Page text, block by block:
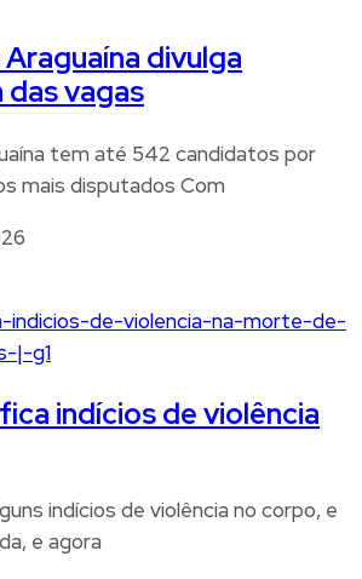
divulga
vagas
tem até 542 candidatos por
mais disputados Com
indícios de violência
indícios de violência no corpo, e
e agora